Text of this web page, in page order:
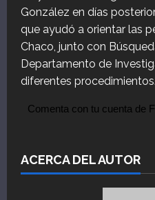
González en días
que ayudó a orientar las
Chaco, junto con
Departamento de
diferentes procedimientos.
Comenta con tu cuenta de
ACERCA DEL AUTOR